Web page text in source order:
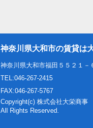
神奈川県大和市の賃貸は
神奈川県大和市福田５５２１
TEL:046-267-2415
FAX:046-267-5767
Copyright(c) 株式会社大栄商事
All Rights Reserved.